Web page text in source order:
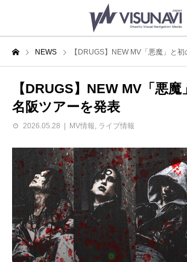
NEWS 【DRUGS】NEW MV「悪魔」と
【DRUGS】NEW MV「悪
名阪ツアーを発表
2026.05.28 MV情報 ライブ情報